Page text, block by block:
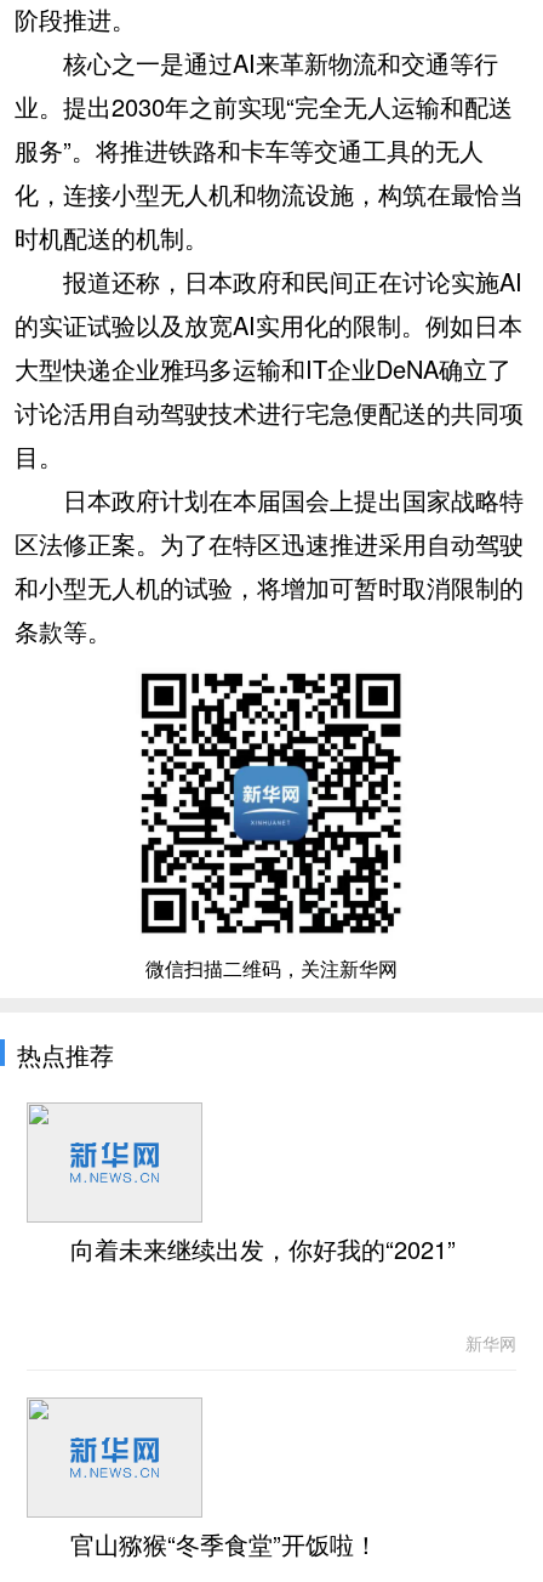
阶段推进。
核心之一是通过AI来革新物流和交通等行
业。提出2030年之前实现“完全无人运输和配送
服务”。将推进铁路和卡车等交通工具的无人
化，连接小型无人机和物流设施，构筑在最恰当
时机配送的机制。
报道还称，日本政府和民间正在讨论实施AI
的实证试验以及放宽AI实用化的限制。例如日本
大型快递企业雅玛多运输和IT企业DeNA确立了
讨论活用自动驾驶技术进行宅急便配送的共同项
目。
日本政府计划在本届国会上提出国家战略特
区法修正案。为了在特区迅速推进采用自动驾驶
和小型无人机的试验，将增加可暂时取消限制的
条款等。
微信扫描二维码，关注新华网
热点推荐
向着未来继续出发，你好我的“2021”
新华网
官山猕猴“冬季食堂”开饭啦！